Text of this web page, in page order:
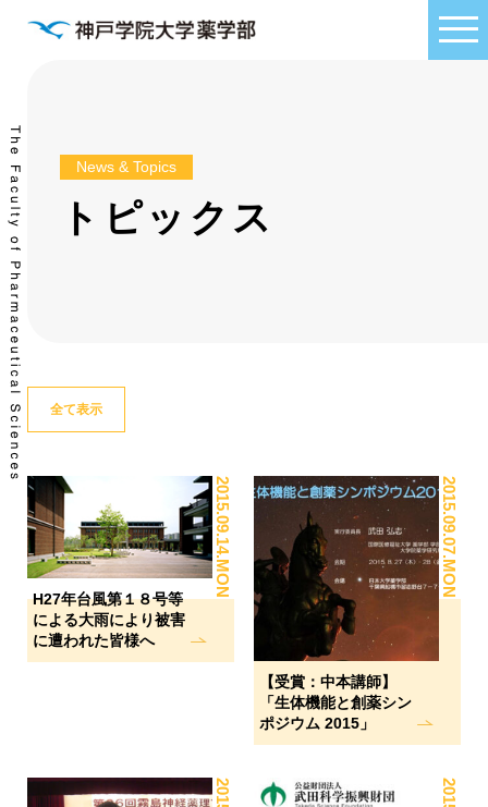
News & Topics
トピックス
全て表示
2015.09.14.MON
H27年台風第１８号等
による大雨により被害
に遭われた皆様へ
2015.09.07.MON
【受賞：中本講師】
「生体機能と創薬シン
ポジウム 2015」